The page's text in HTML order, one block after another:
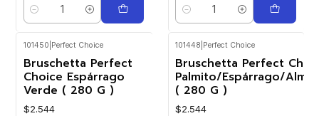
Cantidad Cantidad
101450 Perfect Choice
Bruschetta Perfect
Choice Espárrago
Verde ( 280 G )
$2.544
101448 Perfect Choice
Bruschetta Perfect
Palmito/Espárrago/
( 280 G )
$2.544